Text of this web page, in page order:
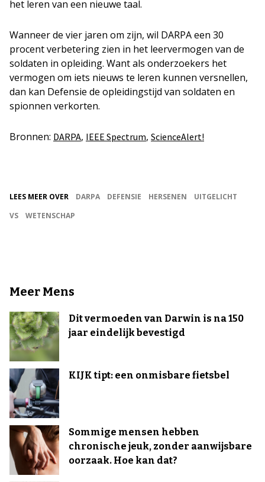
het leren van een nieuwe taal.
Wanneer de vier jaren om zijn, wil DARPA een 30
procent verbetering zien in het leervermogen van de
soldaten in opleiding. Want als onderzoekers het
vermogen om iets nieuws te leren kunnen versnellen,
dan kan Defensie de opleidingstijd van soldaten en
spionnen verkorten.
Bronnen: DARPA, IEEE Spectrum, ScienceAlert!
LEES MEER OVER DARPA DEFENSIE HERSENEN
UITGELICHT
VS
WETENSCHAP
Meer Mens
Dit vermoeden van Darwin is na 150
jaar eindelijk bevestigd
KIJK tipt: een onmisbare fietsbel
Sommige mensen hebben
chronische jeuk, zonder aanwijsbare
oorzaak. Hoe kan dat?